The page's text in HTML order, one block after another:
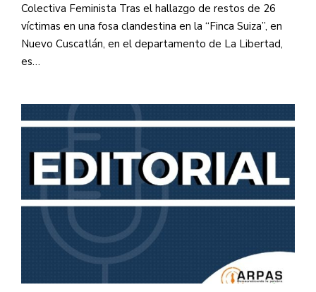
Colectiva Feminista Tras el hallazgo de restos de 26
víctimas en una fosa clandestina en la “Finca Suiza”, en
Nuevo Cuscatlán, en el departamento de La Libertad,
es…